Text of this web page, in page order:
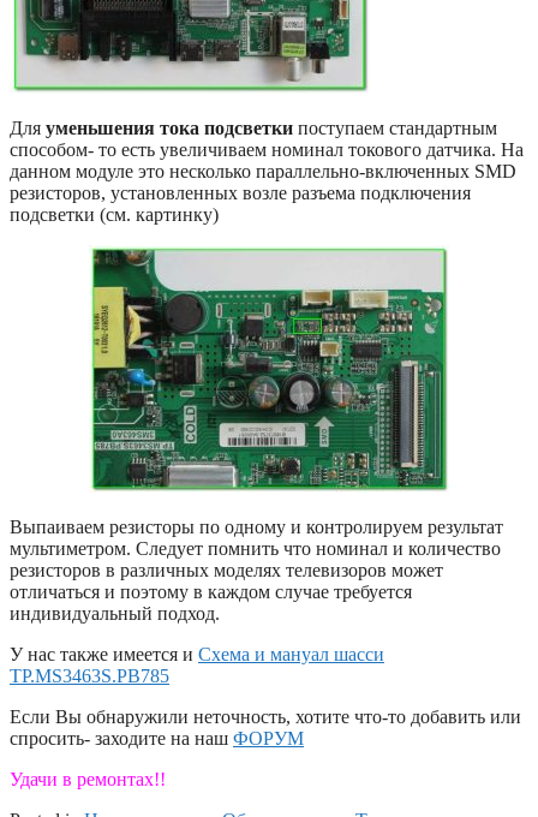
Для уменьшения тока подсветки поступаем стандартным
способом- то есть увеличиваем номинал токового датчика. На
данном модуле это несколько параллельно-включенных SMD
резисторов, установленных возле разъема подключения
подсветки (см. картинку)
Выпаиваем резисторы по одному и контролируем результат
мультиметром. Следует помнить что номинал и количество
резисторов в различных моделях телевизоров может
отличаться и поэтому в каждом случае требуется
индивидуальный подход.
У нас также имеется и Схема и мануал шасси
TP.MS3463S.PB785
Если Вы обнаружили неточность, хотите что-то добавить или
спросить- заходите на наш ФОРУМ
Удачи в ремонтах!!